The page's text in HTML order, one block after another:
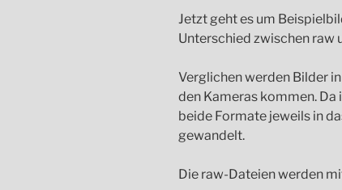
Jetzt geht es um
Unterschied zwischen raw
Verglichen werden Bilder
den Kameras kommen.
beide Formate jeweils in
gewandelt.
Die raw-Dateien werden